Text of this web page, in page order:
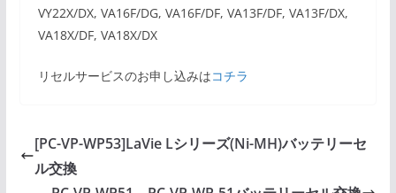
VY22X/DX, VA16F/DG, VA16F/DF, VA13F/DF, VA13F/DX,
VA18X/DF, VA18X/DX
リセルサービスのお申し込みはコチラ
[PC-VP-WP53]LaVie Lシリーズ(Ni-MH)バッテリーセ
ル交換